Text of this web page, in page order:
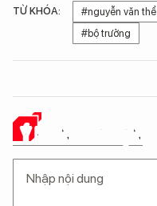
TỪ KHÓA: #nguyễn văn thể
#bộ trưởng
Ý KIẾN CỦA BẠN